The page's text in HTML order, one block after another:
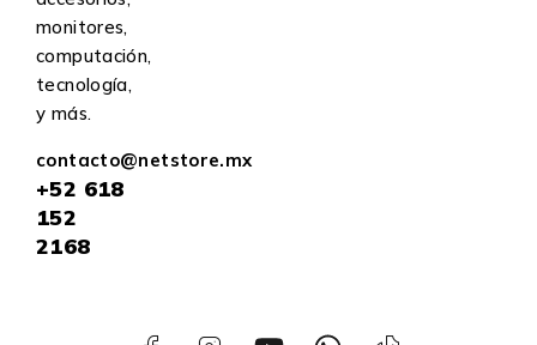
monitores,
computación,
tecnología,
y más.
contacto@netstore.mx
+52 618
152
2168